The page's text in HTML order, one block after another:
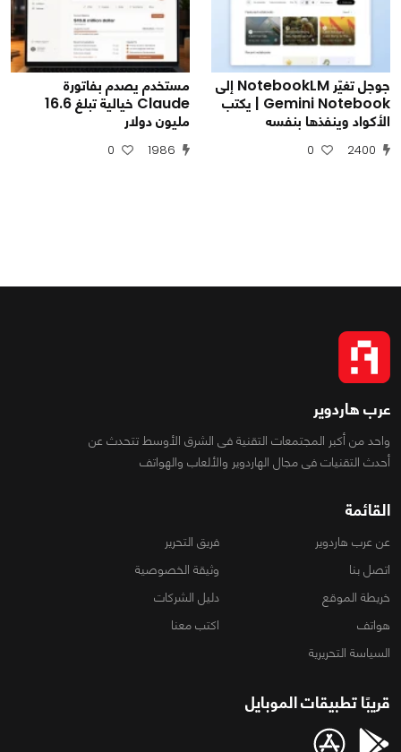
جوجل تغيّر NotebookLM إلى
Gemini Notebook | يكتب
الأكواد وينفذها بنفسه
2400
0
مستخدم يصدم بفاتورة
Claude خيالية تبلغ 16.6
مليون دولار
1986
0
عرب هاردوير
واحد من أكبر المجتمعات التقنية فى الشرق الأوسط تتحدث عن
أحدث التقنيات فى مجال الهاردوير والألعاب والهواتف
القائمة
عن عرب هاردوير
فريق التحرير
اتصل بنا
وثيقة الخصوصية
خريطة الموقع
دليل الشركات
هواتف
اكتب معنا
السياسة التحريرية
قريبًا تطبيقات الموبايل